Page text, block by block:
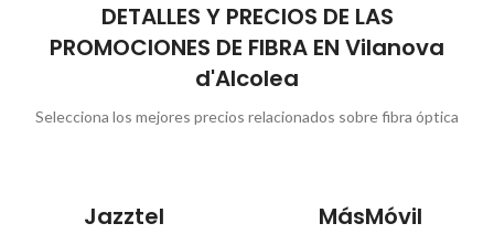
DETALLES Y PRECIOS DE LAS
PROMOCIONES DE FIBRA EN Vilanova
d'Alcolea
Selecciona los mejores precios relacionados sobre fibra óptica
Jazztel MásMóvil